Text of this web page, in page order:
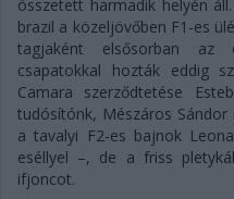
összetett harmadik helyén
brazil a közeljövőben F1-es
tagjaként elsősorban az
csapatokkal hozták eddig
Camara szerződtetése
tudósítónk, Mészáros
a tavalyi F2-es bajnok
eséllyel –, de a friss
ifjoncot.